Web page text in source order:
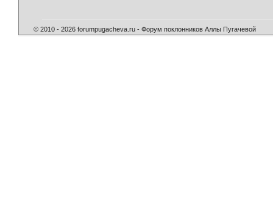
© 2010 - 2026 forumpugacheva.ru - Форум поклонников Аллы Пугачевой